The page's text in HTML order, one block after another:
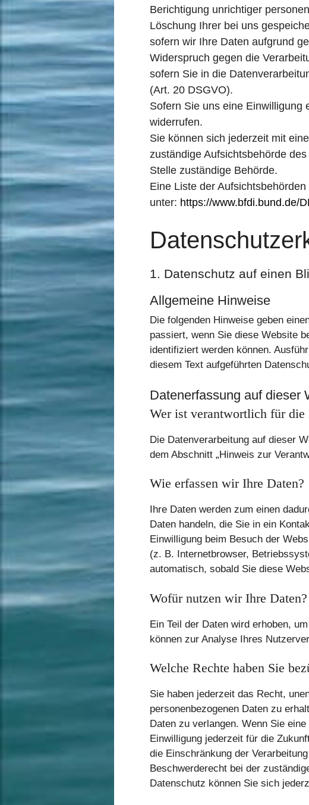
Berichtigung unrichtiger
Löschung Ihrer bei uns
sofern wir Ihre Daten aufgrund
Widerspruch gegen die
sofern Sie in die
(Art. 20 DSGVO).
Sofern Sie uns eine Einwilligung
widerrufen.
Sie können sich jederzeit mit
zuständige Aufsichtsbehörde
Stelle zuständige Behörde.
Eine Liste der
unter: https://www.bfdi.bund.de/
1. Datenschutz auf einen
Allgemeine Hinweise
Die folgenden Hinweise geben
passiert, wenn Sie diese Website
identifiziert werden können.
diesem Text aufgeführten
Datenerfassung auf dieser
Wer ist verantwortlich für die
Die Datenverarbeitung auf dieser
dem Abschnitt „Hinweis zur
Wie erfassen wir Ihre Daten?
Ihre Daten werden zum einen
Daten handeln, die Sie in ein
Einwilligung beim Besuch der
(z. B. Internetbrowser,
automatisch, sobald Sie diese
Wofür nutzen wir Ihre Daten?
Ein Teil der Daten wird erhoben,
können zur Analyse Ihres
Welche Rechte haben Sie
Sie haben jederzeit das Recht,
personenbezogenen Daten zu
Daten zu verlangen. Wenn Sie
Einwilligung jederzeit für die
die Einschränkung der
Beschwerderecht bei der
Datenschutz können Sie sich